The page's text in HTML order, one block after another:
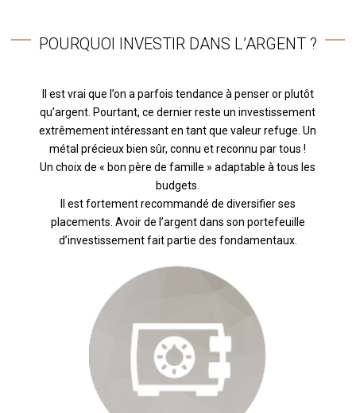
POURQUOI INVESTIR DANS L’ARGENT ?
Il est vrai que l’on a parfois tendance à penser or plutôt
qu’argent. Pourtant, ce dernier reste un investissement
extrêmement intéressant en tant que valeur refuge. Un
métal précieux bien sûr, connu et reconnu par tous !
Un choix de « bon père de famille » adaptable à tous les
budgets.
Il est fortement recommandé de diversifier ses
placements. Avoir de l’argent dans son portefeuille
d’investissement fait partie des fondamentaux.